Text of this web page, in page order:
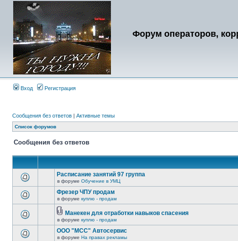
Форум операторов,
Вход Регистрация
Сообщения без ответов | Активные темы
Список форумов
Сообщения без ответов
Расписание занятий 97 группа
в форуме Обучение в УМЦ
Фрезер ЧПУ продам
в форуме куплю - продам
Манекен для отработки навыков спасения
в форуме куплю - продам
ООО "МСС" Автосервис
в форуме На правах рекламы